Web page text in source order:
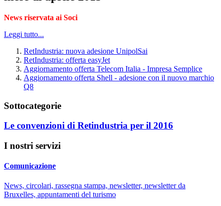
News riservata ai Soci
Leggi tutto...
RetIndustria: nuova adesione UnipolSai
RetIndustria: offerta easyJet
Aggiornamento offerta Telecom Italia - Impresa Semplice
Aggiornamento offerta Shell - adesione con il nuovo marchio
Q8
Sottocategorie
Le convenzioni di Retindustria per il 2016
I nostri servizi
Comunicazione
News, circolari, rassegna stampa, newsletter, newsletter da
Bruxelles, appuntamenti del turismo